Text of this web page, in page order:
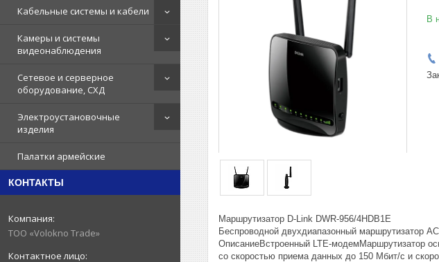
Кабельные системы и кабели
Камеры и системы
видеонаблюдения
Сетевое и серверное
оборудование, СХД
Электроустановочные
изделия
Палатки армейские
КОНТАКТЫ
ТОО «Volokno Trade»
В
Маршрутизатор D-Link DWR-956/4HDB1E
Беспроводной двухдиапазонный маршрутизатор
ОписаниеВстроенный LTE-модемМаршрутизатор
со скоростью приема данных до 150 Мбит/с и